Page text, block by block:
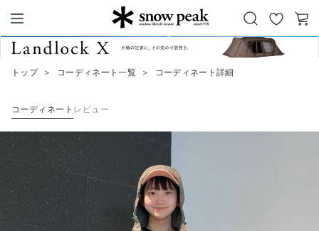
Snow Peak
お
気
カ
トップ ＞ コーディネート一覧 ＞ コーディネート詳細
コーディネート レビュー